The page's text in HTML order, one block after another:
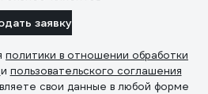
заявку
политики в отношении обработки
и пользовательского соглашения
свои данные в любой форме